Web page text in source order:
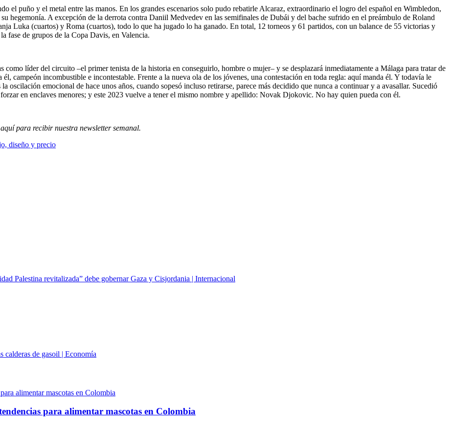
el puño y el metal entre las manos. En los grandes escenarios solo pudo rebatirle Alcaraz, extraordinario el logro del español en Wimbledon,
hegemonía. A excepción de la derrota contra Daniil Medvedev en las semifinales de Dubái y del bache sufrido en el preámbulo de Roland
Luka (cuartos) y Roma (cuartos), todo lo que ha jugado lo ha ganado. En total, 12 torneos y 61 partidos, con un balance de 55 victorias y
fase de grupos de la Copa Davis, en Valencia.
como líder del circuito –el primer tenista de la historia en conseguirlo, hombre o mujer– y se desplazará inmediatamente a Málaga para tratar de
campeón incombustible e incontestable. Frente a la nueva ola de los jóvenes, una contestación en toda regla: aquí manda él. Y todavía le
oscilación emocional de hace unos años, cuando sopesó incluso retirarse, parece más decidido que nunca a continuar y a avasallar. Sucedió
en enclaves menores; y este 2023 vuelve a tener el mismo nombre y apellido: Novak Djokovic. No hay quien pueda con él.
para recibirnuestra newsletter semanal.
diseño y precio
Palestina revitalizada” debe gobernar Gaza y Cisjordania | Internacional
calderas de gasoil | Economía
para alimentar mascotas en Colombia